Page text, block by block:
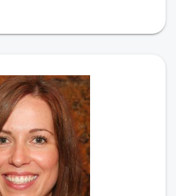
de le respecter. J'aime